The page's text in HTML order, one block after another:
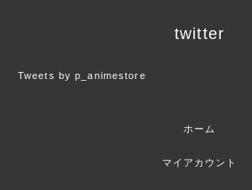
twitter
Tweets by p_animestore
ホーム
マイアカウント